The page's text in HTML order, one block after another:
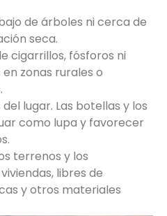
de árboles ni cerca de
seca.
cigarrillos, fósforos ni
zonas rurales o
lugar. Las botellas y los
como lupa y favorecer
terrenos y los
libres de
y otros materiales